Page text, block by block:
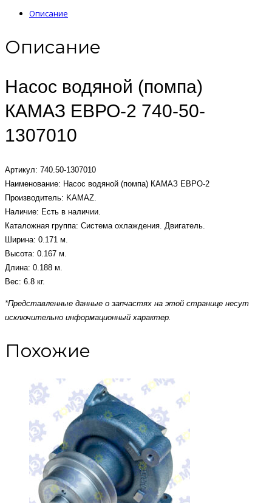
Описание
Описание
Насос водяной (помпа)
КАМАЗ ЕВРО-2 740-50-
1307010
Артикул: 740.50-1307010
Наименование: Насос водяной (помпа) КАМАЗ ЕВРО-2
Производитель: KAMAZ.
Наличие: Есть в наличии.
Каталожная группа: Система охлаждения. Двигатель.
Ширина: 0.171 м.
Высота: 0.167 м.
Длина: 0.188 м.
Вес: 6.8 кг.
*Представленные данные о запчастях на этой странице несут
исключительно информационный характер.
Похожие